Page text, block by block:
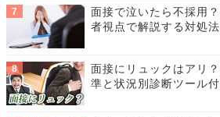
面接で泣いたら不採用
者視点で解説する対処
面接にリュックはアリ
準と状況別診断ツール